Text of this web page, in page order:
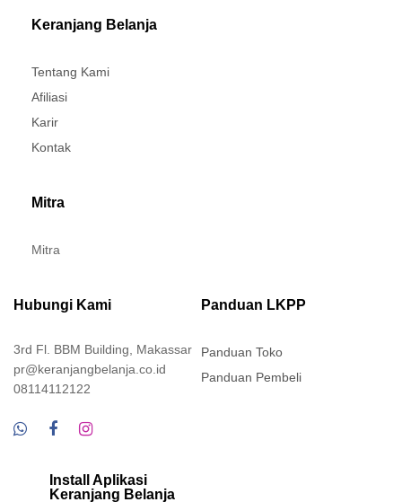
Keranjang Belanja
Tentang Kami
Afiliasi
Karir
Kontak
Mitra
Mitra
Hubungi Kami
3rd Fl. BBM Building, Makassar
pr@keranjangbelanja.co.id
08114112122
Panduan LKPP
Panduan Toko
Panduan Pembeli
Install Aplikasi
Keranjang Belanja